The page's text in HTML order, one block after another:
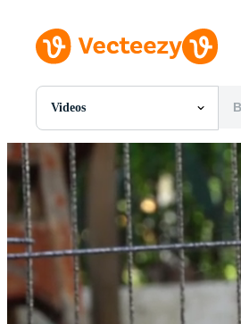
Videos
Todas Imágenes
Fotos
PNGs
PSDs
SVGs
Plantillas
Vectores
Videos
Gráficos en Movimiento
Imágenes Editoriales
Eventos Editoriales